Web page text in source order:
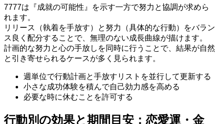
7777は『成就の可能性』を示す一方で努力と協調が求めら
れます。
リリース（執着を手放す）と努力（具体的な行動）をバラン
ス良く配分することで、無理のない成長曲線が描けます。
計画的な努力と心の手放しを同時に行うことで、結果が自然
と引き寄せられるケースが多く見られます。
週単位で行動計画と手放すリストを並行して更新する
小さな成功体験を積んで自己効力感を高める
必要な時に休むことを許可する
行動別の効果と期間目安：恋愛運・金